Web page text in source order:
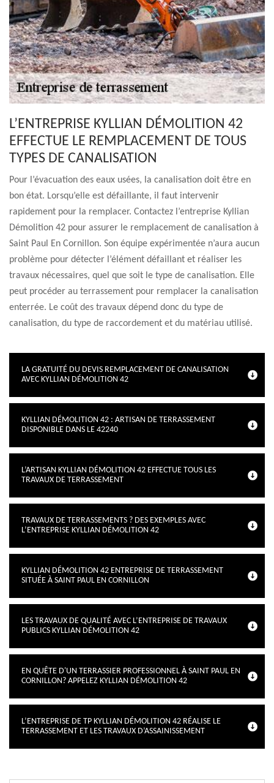
L’ENTREPRISE KYLLIAN DÉMOLITION 42
EFFECTUE LE REMPLACEMENT DE TOUS
TYPES DE CANALISATION
Pour l’évacuation des eaux usées, la canalisation doit être en
bon état. Lorsqu’elle est défaillante, il faut intervenir
rapidement pour la remplacer. Contactez l’entreprise Kyllian
Démolition 42 pour assurer le remplacement de canalisation à
Saint Paul En Cornillon. Son équipe expérimentée n’aura aucun
problème pour détecter l’élément défaillant et réaliser les
travaux nécessaires, quel que soit le type de canalisation. Elle
peut procéder au terrassement pour remplacer la canalisation
enterrée. Le coût des travaux dépend donc du type de
canalisation, du type de raccordement et du matériau utilisé.
LA GRATUITÉ DU DEVIS REMPLACEMENT DE CANALISATION
AVEC KYLLIAN DÉMOLITION 42
KYLLIAN DÉMOLITION 42 : ARTISAN DE TERRASSEMENT
DISPONIBLE DANS LE 42240
L’ARTISAN KYLLIAN DÉMOLITION 42 EFFECTUE TOUS LES
TRAVAUX DE TERRASSEMENT
TRAVAUX DE TERRASSEMENTS ? DES EXEMPLES AVEC
L’ENTREPRISE KYLLIAN DÉMOLITION 42
KYLLIAN DÉMOLITION 42 ENTREPRISE DE TERRASSEMENT
SITUÉE À SAINT PAUL EN CORNILLON
LES TRAVAUX DE QUALITÉ AVEC L’ENTREPRISE DE TRAVAUX
PUBLICS KYLLIAN DÉMOLITION 42
EN QUÊTE D'UN TERRASSIER PROFESSIONNEL À SAINT PAUL EN
CORNILLON? APPELEZ KYLLIAN DÉMOLITION 42
L’ENTREPRISE DE TP KYLLIAN DÉMOLITION 42 RÉALISE LE
TERRASSEMENT ET LES TRAVAUX D’ASSAINISSEMENT